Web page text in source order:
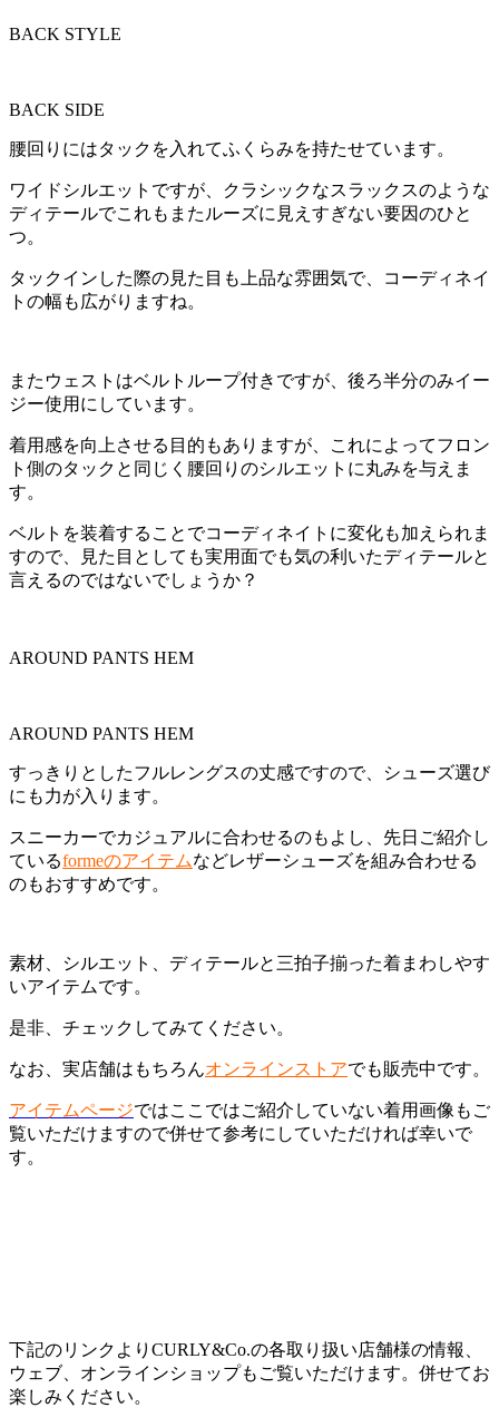
BACK STYLE
BACK SIDE
腰回りにはタックを入れてふくらみを持たせています。
ワイドシルエットですが、クラシックなスラックスのような
ディテールでこれもまたルーズに見えすぎない要因のひと
つ。
タックインした際の見た目も上品な雰囲気で、コーディネイ
トの幅も広がりますね。
またウェストはベルトループ付きですが、後ろ半分のみイー
ジー使用にしています。
着用感を向上させる目的もありますが、これによってフロン
ト側のタックと同じく腰回りのシルエットに丸みを与えま
す。
ベルトを装着することでコーディネイトに変化も加えられま
すので、見た目としても実用面でも気の利いたディテールと
言えるのではないでしょうか？
AROUND PANTS HEM
AROUND PANTS HEM
すっきりとしたフルレングスの丈感ですので、シューズ選び
にも力が入ります。
スニーカーでカジュアルに合わせるのもよし、先日ご紹介し
ているformeのアイテムなどレザーシューズを組み合わせる
のもおすすめです。
素材、シルエット、ディテールと三拍子揃った着まわしやす
いアイテムです。
是非、チェックしてみてください。
なお、実店舗はもちろんオンラインストアでも販売中です。
アイテムページではここではご紹介していない着用画像もご
覧いただけますので併せて参考にしていただければ幸いで
す。
下記のリンクよりCURLY&Co.の各取り扱い店舗様の情報、
ウェブ、オンラインショップもご覧いただけます。併せてお
楽しみください。